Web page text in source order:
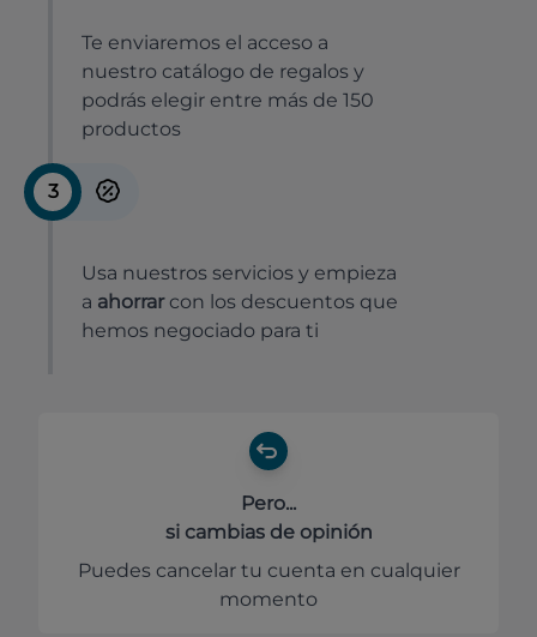
Te enviaremos el acceso a
nuestro catálogo de regalos y
podrás elegir entre más de 150
productos
3
Usa nuestros servicios y empieza
a ahorrar con los descuentos que
hemos negociado para ti
Pero...
si cambias de opinión
Puedes cancelar tu cuenta en cualquier
momento